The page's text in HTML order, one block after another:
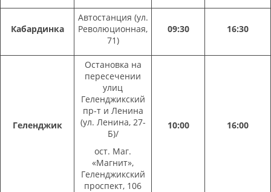
Кабардинка
Автостанция (ул.
Революционная,
71)
09:30 16:30
Геленджик
Остановка на
пересечении
улиц
Геленджикский
пр-т и Ленина
(ул. Ленина, 27-
Б)/
ост. Маг.
«Магнит»,
Геленджикский
проспект, 106
10:00 16:00